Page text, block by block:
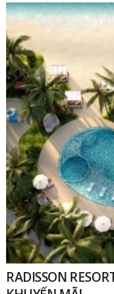
RADISSON